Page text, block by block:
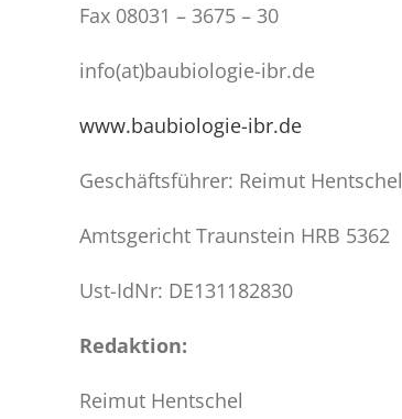
Fax 08031 – 3675 – 30
info(at)baubiologie-ibr.de
www.baubiologie-ibr.de
Geschäftsführer: Reimut Hentschel
Amtsgericht Traunstein HRB 5362
Ust-IdNr: DE131182830
Redaktion:
Reimut Hentschel